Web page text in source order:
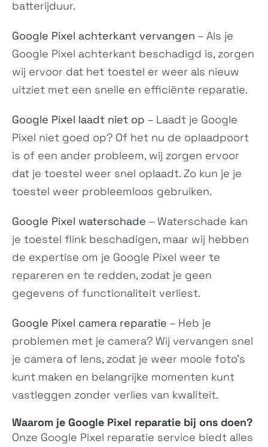
batterijduur.
Google Pixel achterkant vervangen – Als je
Google Pixel achterkant beschadigd is, zorgen
wij ervoor dat het toestel er weer als nieuw
uitziet met een snelle en efficiënte reparatie.
Google Pixel laadt niet op – Laadt je Google
Pixel niet goed op? Of het nu de oplaadpoort
is of een ander probleem, wij zorgen ervoor
dat je toestel weer snel oplaadt. Zo kun je je
toestel weer probleemloos gebruiken.
Google Pixel waterschade – Waterschade kan
je toestel flink beschadigen, maar wij hebben
de expertise om je Google Pixel weer te
repareren en te redden, zodat je geen
gegevens of functionaliteit verliest.
Google Pixel camera reparatie – Heb je
problemen met je camera? Wij vervangen snel
je camera of lens, zodat je weer mooie foto’s
kunt maken en belangrijke momenten kunt
vastleggen zonder verlies van kwaliteit.
Waarom je Google Pixel reparatie bij ons doen?
Onze Google Pixel reparatie service biedt alles